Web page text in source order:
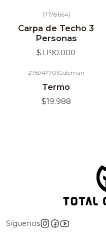
17178664|
Carpa de Techo 3
Personas
$1.190.000
27594770|Coleman
Termo
$19.988
Síguenos